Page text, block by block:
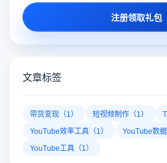
注册领取礼包
文章标签
带货变现（1） 短视频制作（1）
YouTube效率工具（1）
YouTube数据
YouTube工具（1）